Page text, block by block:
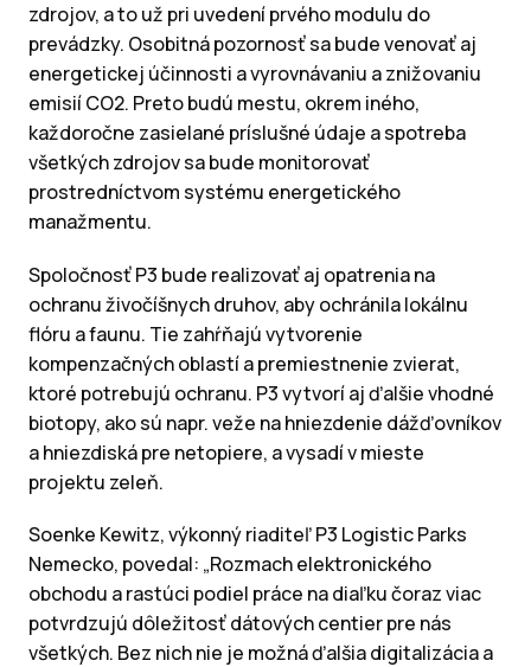
zdrojov, a to už pri uvedení prvého modulu do
prevádzky. Osobitná pozornosť sa bude venovať aj
energetickej účinnosti a vyrovnávaniu a znižovaniu
emisií CO2. Preto budú mestu, okrem iného,
každoročne zasielané príslušné údaje a spotreba
všetkých zdrojov sa bude monitorovať
prostredníctvom systému energetického
manažmentu.
Spoločnosť P3 bude realizovať aj opatrenia na
ochranu živočíšnych druhov, aby ochránila lokálnu
flóru a faunu. Tie zahŕňajú vytvorenie
kompenzačných oblastí a premiestnenie zvierat,
ktoré potrebujú ochranu. P3 vytvorí aj ďalšie vhodné
biotopy, ako sú napr. veže na hniezdenie dážďovníkov
a hniezdiská pre netopiere, a vysadí v mieste
projektu zeleň.
Soenke Kewitz, výkonný riaditeľ P3 Logistic Parks
Nemecko, povedal: „Rozmach elektronického
obchodu a rastúci podiel práce na diaľku čoraz viac
potvrdzujú dôležitosť dátových centier pre nás
všetkých. Bez nich nie je možná ďalšia digitalizácia a